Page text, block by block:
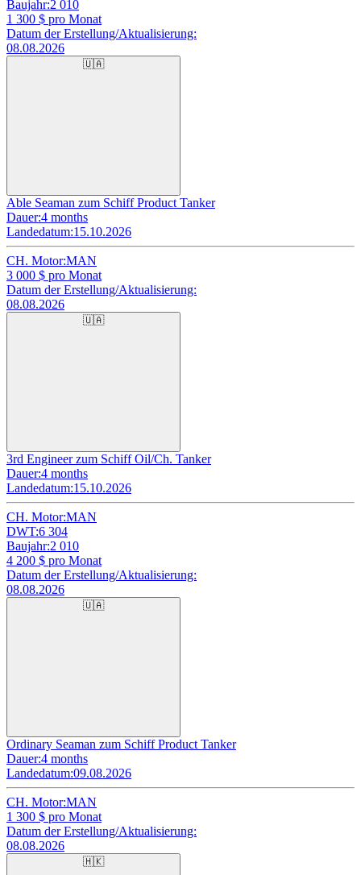
Baujahr:2 010
1 300 $ pro Monat
Datum der Erstellung/Aktualisierung:
08.08.2026
🇺🇦
Able Seaman zum Schiff Product Tanker
Dauer:4 months
Landedatum:15.10.2026
CH. Motor:MAN
3 000 $ pro Monat
Datum der Erstellung/Aktualisierung:
08.08.2026
🇺🇦
3rd Engineer zum Schiff Oil/Ch. Tanker
Dauer:4 months
Landedatum:15.10.2026
CH. Motor:MAN
DWT:6 304
Baujahr:2 010
4 200 $ pro Monat
Datum der Erstellung/Aktualisierung:
08.08.2026
🇺🇦
Ordinary Seaman zum Schiff Product Tanker
Dauer:4 months
Landedatum:09.08.2026
CH. Motor:MAN
1 300 $ pro Monat
Datum der Erstellung/Aktualisierung:
08.08.2026
🇭🇰